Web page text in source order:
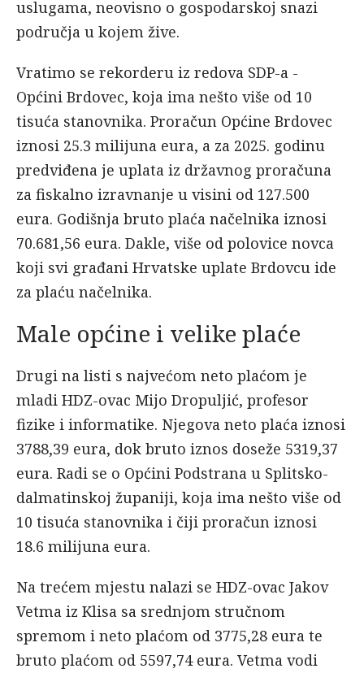
uslugama, neovisno o gospodarskoj snazi
područja u kojem žive.
Vratimo se rekorderu iz redova SDP-a -
Općini Brdovec, koja ima nešto više od 10
tisuća stanovnika. Proračun Općine Brdovec
iznosi 25.3 milijuna eura, a za 2025. godinu
predviđena je uplata iz državnog proračuna
za fiskalno izravnanje u visini od 127.500
eura. Godišnja bruto plaća načelnika iznosi
70.681,56 eura. Dakle, više od polovice novca
koji svi građani Hrvatske uplate Brdovcu ide
za plaću načelnika.
Male općine i velike plaće
Drugi na listi s najvećom neto plaćom je
mladi HDZ-ovac Mijo Dropuljić, profesor
fizike i informatike. Njegova neto plaća iznosi
3788,39 eura, dok bruto iznos doseže 5319,37
eura. Radi se o Općini Podstrana u Splitsko-
dalmatinskoj županiji, koja ima nešto više od
10 tisuća stanovnika i čiji proračun iznosi
18.6 milijuna eura.
Na trećem mjestu nalazi se HDZ-ovac Jakov
Vetma iz Klisa sa srednjom stručnom
spremom i neto plaćom od 3775,28 eura te
bruto plaćom od 5597,74 eura. Vetma vodi